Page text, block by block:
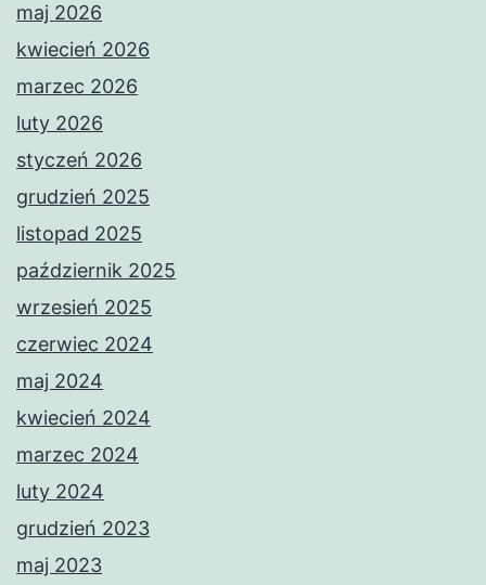
maj 2026
kwiecień 2026
marzec 2026
luty 2026
styczeń 2026
grudzień 2025
listopad 2025
październik 2025
wrzesień 2025
czerwiec 2024
maj 2024
kwiecień 2024
marzec 2024
luty 2024
grudzień 2023
maj 2023